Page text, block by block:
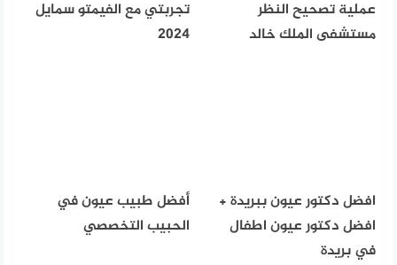
عملية تصحيح النظر
مستشفى الملك خالد
تجربتي مع الفيمتو سمايل
2024
افضل دكتور عيون ببريدة +
افضل دكتور عيون اطفال
في بريدة
أفضل طبيب عيون في
الحبيب التخصصي